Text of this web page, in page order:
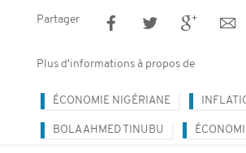
Partager
Plus d'informations à propos de
ÉCONOMIE NIGÉRIANE
BOLA AHMED TINUBU